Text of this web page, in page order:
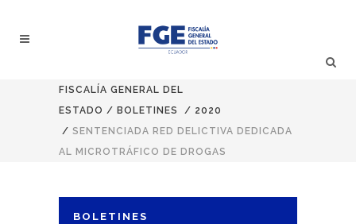
FISCALÍA GENERAL DEL
ESTADO / BOLETINES / 2020
/ SENTENCIADA RED DELICTIVA DEDICADA
AL MICROTRÁFICO DE DROGAS
BOLETINES